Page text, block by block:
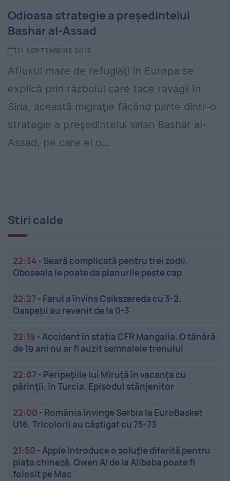
Odioasa strategie a preşedintelui
Bashar al-Assad
21 SEPTEMBRIE 2015
Afluxul mare de refugiaţi în Europa se
explică prin războiul care face ravagii în
Siria, această migraţie făcând parte dintr-o
strategie a preşedintelui sirian Bashar al-
Assad, pe care el o...
Stiri calde
22:34- Seară complicată pentru trei zodii.
Oboseala le poate da planurile peste cap
22:27 - Farul a învins Csikszereda cu 3-2.
Oaspeții au revenit de la 0-3
22:19 -Accident în stația CFR Mangalia. O tânără
de 19 ani nu ar fi auzit semnalele trenului
22:07 - Peripețiile lui Miruță în vacanța cu
părinții, în Turcia. Episodul stânjenitor
22:00 - România învinge Serbia la EuroBasket
U16. Tricolorii au câștigat cu 75-73
21:50 -Apple introduce o soluție diferită pentru
piața chineză. Qwen AI de la Alibaba poate fi
folosit pe Mac